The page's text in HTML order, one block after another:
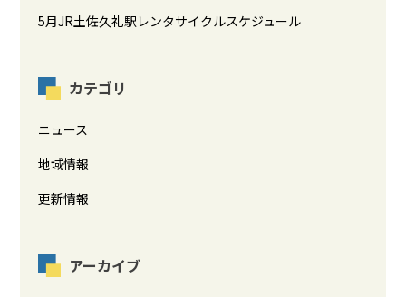
5月JR土佐久礼駅レンタサイクルスケジュール
カテゴリ
ニュース
地域情報
更新情報
アーカイブ